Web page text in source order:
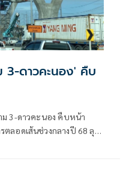
3-ดาวคะนอง' คืบ
3-ดาวคะนอง คืบหน้า
ตลอดเส้นช่วงกลางปี 68 ลุย